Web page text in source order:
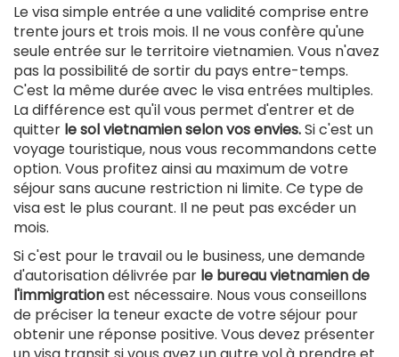
Le visa simple entrée a une validité comprise entre
trente jours et trois mois. Il ne vous confère qu'une
seule entrée sur le territoire vietnamien. Vous n'avez
pas la possibilité de sortir du pays entre-temps.
C'est la même durée avec le visa entrées multiples.
La différence est qu'il vous permet d'entrer et de
quitter le sol vietnamien selon vos envies.Si c'est un
voyage touristique, nous vous recommandons cette
option. Vous profitez ainsi au maximum de votre
séjour sans aucune restriction ni limite. Ce type de
visa est le plus courant. Il ne peut pas excéder un
mois.
Si c'est pour le travail ou le business, une demande
d'autorisation délivrée par le bureau vietnamien de
l'immigrationest nécessaire. Nous vous conseillons
de préciser la teneur exacte de votre séjour pour
obtenir une réponse positive. Vous devez présenter